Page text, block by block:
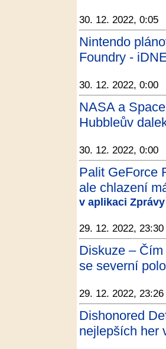
30. 12. 2022, 0:05
Nintendo
Foundry -
30. 12. 2022, 0:00
NASA a
Hubbleův
30. 12. 2022, 0:00
Palit GeForce
ale chlazení
v aplikaci
29. 12. 2022, 23:30
Diskuze –
se severní
29. 12. 2022, 23:26
Dishonored
nejlepších her